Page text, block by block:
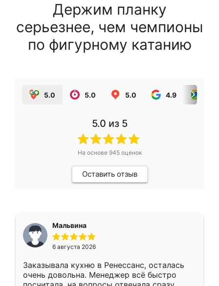
Держим планку
серьезнее, чем чемпионы
по фигурному катанию
5.0 5.0 5.0 4.9
5.0 из 5
На основе 945оценок
Оставить отзыв
Мальвина
6 августа 2026
Заказывала кухню в Ренессанс, осталась
очень довольна. Менеджер всё быстро